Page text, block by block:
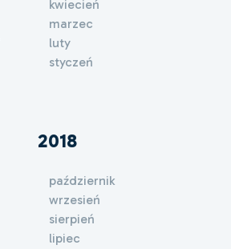
kwiecień
marzec
luty
styczeń
2018
październik
wrzesień
sierpień
lipiec